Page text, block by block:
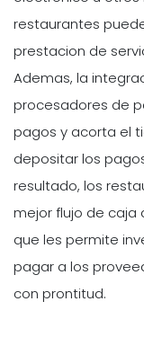
restaurantes
prestacion de
Ademas, la
procesadores de
pagos y acorta el
depositar los
resultado, los
mejor flujo de caja
que les permite
pagar a los
con prontitud.